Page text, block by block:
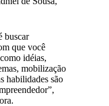
buscar
que você
idéias,
mobilização
habilidades são